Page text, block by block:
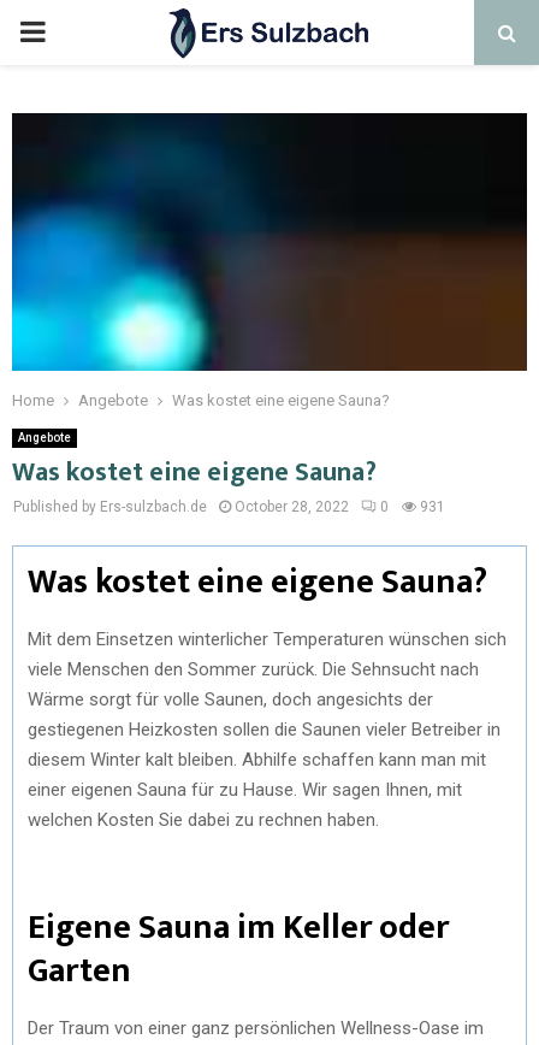
Home Angebote Was kostet eine eigene Sauna?
Angebote
Was kostet eine eigene Sauna?
Published by Ers-sulzbach.de October 28, 2022 0 931
Was kostet eine eigene Sauna?
Mit dem Einsetzen winterlicher Temperaturen wünschen sich
viele Menschen den Sommer zurück. Die Sehnsucht nach
Wärme sorgt für volle Saunen, doch angesichts der
gestiegenen Heizkosten sollen die Saunen vieler Betreiber in
diesem Winter kalt bleiben. Abhilfe schaffen kann man mit
einer eigenen Sauna für zu Hause. Wir sagen Ihnen, mit
welchen Kosten Sie dabei zu rechnen haben.
Eigene Sauna im Keller oder
Garten
Der Traum von einer ganz persönlichen Wellness-Oase im